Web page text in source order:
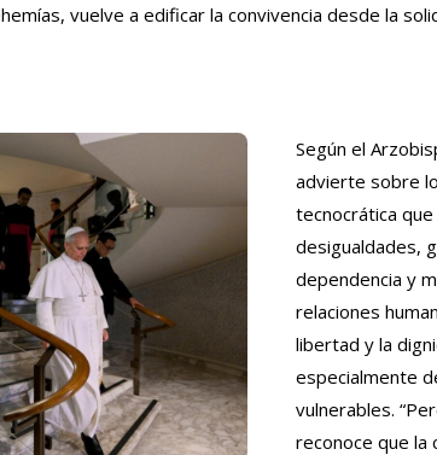
vuelve a edificar la convivencia desde la
Según el
advierte sobre
tecnocrática
desigualdades,
dependencia y
relaciones
libertad y la
especialmente
vulnerables.
reconoce que la